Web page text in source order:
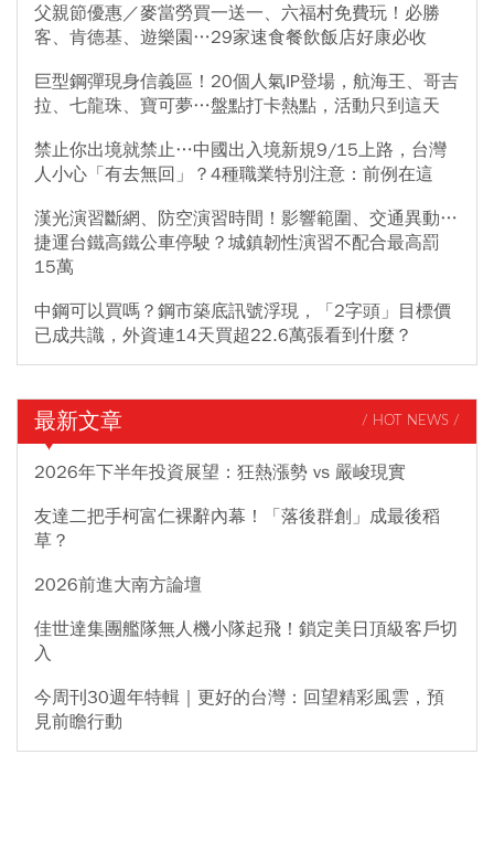
父親節優惠／麥當勞買一送一、六福村免費玩！必勝
客、肯德基、遊樂園…29家速食餐飲飯店好康必收
巨型鋼彈現身信義區！20個人氣IP登場，航海王、哥吉
拉、七龍珠、寶可夢…盤點打卡熱點，活動只到這天
禁止你出境就禁止…中國出入境新規9/15上路，台灣
人小心「有去無回」？4種職業特別注意：前例在這
漢光演習斷網、防空演習時間！影響範圍、交通異動…
捷運台鐵高鐵公車停駛？城鎮韌性演習不配合最高罰
15萬
中鋼可以買嗎？鋼市築底訊號浮現，「2字頭」目標價
已成共識，外資連14天買超22.6萬張看到什麼？
最新文章 / HOT NEWS /
2026年下半年投資展望：狂熱漲勢 vs 嚴峻現實
友達二把手柯富仁裸辭內幕！「落後群創」成最後稻
草？
2026前進大南方論壇
佳世達集團艦隊無人機小隊起飛！鎖定美日頂級客戶切
入
今周刊30週年特輯｜更好的台灣：回望精彩風雲，預
見前瞻行動